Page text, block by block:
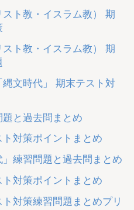
ト教・イスラム教） 期
ト教・イスラム教） 期
縄文時代」 期末テスト対
題と過去問まとめ
ト対策ポイントまとめ
」練習問題と過去問まとめ
ト対策ポイントまとめ
ト対策練習問題まとめプリ